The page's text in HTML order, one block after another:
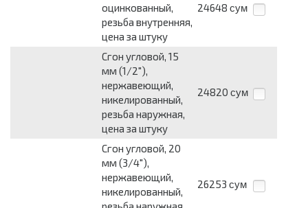
оцинкованный,
резьба внутренняя,
цена за штуку
24648 сум
Сгон угловой, 15
мм (1/2"),
нержавеющий,
никелированный,
резьба наружная,
цена за штуку
24820 сум
Сгон угловой, 20
мм (3/4"),
нержавеющий,
никелированный,
26253 сум